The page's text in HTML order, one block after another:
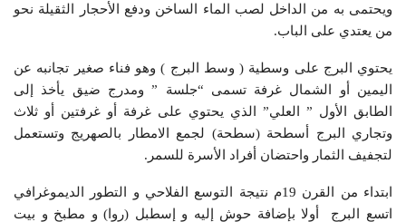
ويحتمى به من الداخل لصب الماء الساخن ودفع الأحجار الثقيلة نحو
من يعتدي على الباب.
يحتوي البرج على وسطية ( وسط البرج ) وهو فناء صغير تجانبه عن
اليمين أو الشمال غرفة تسمى “جلسة ” ومدرج ضيق يأخذ إلى
الطابق الأول ” العلي” الذي يحتوي على غرفة أو غرفتين أو ثلاث
وتجاري البرج أسطحة (سطحة) لجمع الامطار بالصهريج وتستعمل
لتجفيف الثمار واحتضان أفراد الأسرة للسمر.
ابتداء من القرن 19م نتيجة التوسع الفلاحي و التطور الديموغرافي
اتسع البرج أولا بإضافة حوش إليه و إسطبل (روا) و مطبخ و بيت